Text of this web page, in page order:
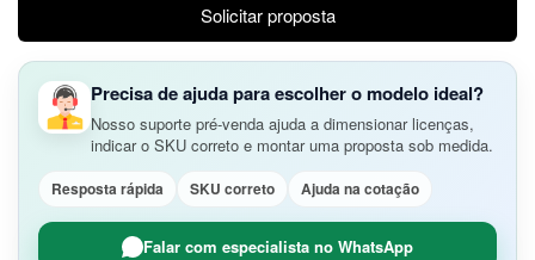
Solicitar proposta
Precisa de ajuda para escolher o modelo ideal?
Nosso suporte pré-venda ajuda a dimensionar licenças,
indicar o SKU correto e montar uma proposta sob medida.
Resposta rápida SKU correto Ajuda na cotação
Falar com especialista no WhatsApp